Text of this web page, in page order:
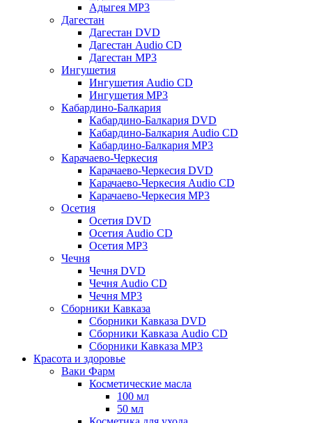
Адыгея MP3
Дагестан
Дагестан DVD
Дагестан Audio CD
Дагестан MP3
Ингушетия
Ингушетия Audio CD
Ингушетия MP3
Кабардино-Балкария
Кабардино-Балкария DVD
Кабардино-Балкария Audio CD
Кабардино-Балкария MP3
Карачаево-Черкесия
Карачаево-Черкесия DVD
Карачаево-Черкесия Audio CD
Карачаево-Черкесия MP3
Осетия
Осетия DVD
Осетия Audio CD
Осетия MP3
Чечня
Чечня DVD
Чечня Audio CD
Чечня MP3
Сборники Кавказа
Сборники Кавказа DVD
Сборники Кавказа Audio CD
Сборники Кавказа MP3
Красота и здоровье
Ваки Фарм
Косметические масла
100 мл
50 мл